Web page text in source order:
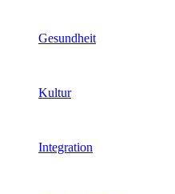
Gesundheit
Kultur
Integration